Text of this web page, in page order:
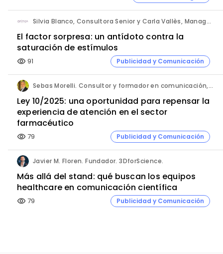
Silvia Blanco, Consultora Senior y Carla Vallès, Manager Senior. ANIMA.
El factor sorpresa: un antídoto contra la
saturación de estímulos
visibility 91 Publicidad y Comunicación
Sebas Morelli. Consultor y formador en comunicación, atención al cliente, liderazgo y ventas.
Ley 10/2025: una oportunidad para repensar la
experiencia de atención en el sector
farmacéutico
visibility 79 Publicidad y Comunicación
Javier M. Floren. Fundador. 3DforScience.
Más allá del stand: qué buscan los equipos
healthcare en comunicación científica
visibility 79 Publicidad y Comunicación